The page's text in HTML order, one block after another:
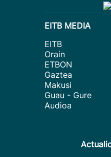
EITB MEDIA
EITB
Orain
ETBON
Gaztea
Makusi
Guau - Gure
Audioa